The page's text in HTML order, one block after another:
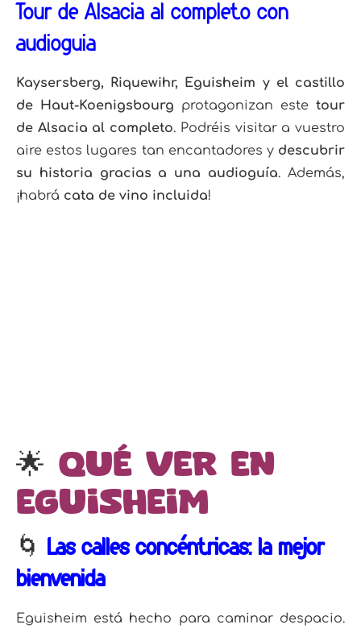
Tour de Alsacia al completo con
audioguía
Kaysersberg, Riquewihr, Eguisheim y el castillo
de Haut-Koenigsbourg protagonizan este tour
de Alsacia al completo. Podréis visitar a vuestro
aire estos lugares tan encantadores y descubrir
su historia gracias a una audioguía. Además,
¡habrá cata de vino incluida!
🌟 Qué ver en
Eguisheim
🌀 Las calles concéntricas: la mejor
bienvenida
Eguisheim está hecho para caminar despacio.